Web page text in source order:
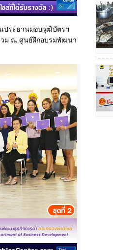
ประธานมอบวุฒิบัตรฯ
วม ณ ศูนย์ฝึกอบรมพัฒนา